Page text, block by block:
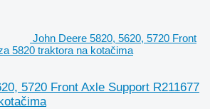
John Deere 5820, 5620, 5720 Front
5820 traktora na kotačima
5720 Front Axle Support R211677